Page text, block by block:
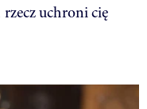
rzecz uchroni cię